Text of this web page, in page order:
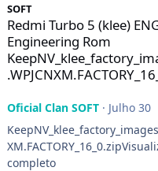
SOFT
Redmi Turbo 5 (klee)
Engineering Rom
Oficial Clan SOFT· Julho 30
completo